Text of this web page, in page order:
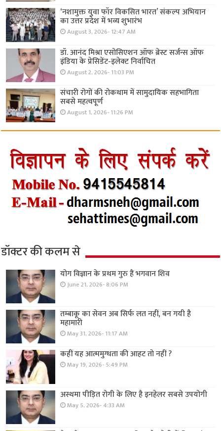
‘नशामुक्त युवा फॉर विकसित भारत’ संकल्प अभियान
का उत्तर प्रदेश में भव्य शुभारंभ
August 3, 2026- 12:47 AM
डॉ. आनंद मिश्रा एसोसिएशन ऑफ ब्रेस्ट सर्जन्स ऑफ
इंडिया के प्रेसिडेंट-इलेक्ट निर्वाचित
August 2, 2026- 11:03 PM
संचारी रोगों की रोकथाम में सामुदायिक सहभागिता
सबसे महत्वपूर्ण
August 1, 2026- 11:26 PM
डॉक्टर की कलम से
योग विज्ञान के प्रथम गुरु हैं भगवान शिव
June 21, 2026- 8:06 PM
तम्बाकू का सेवन अब सिर्फ लत नहीं, बन गयी है
महामारी
May 31, 2026- 11:17 AM
कहीं यह आत्ममुग्धता की आहट तो नहीं ?
May 19, 2026- 5:49 PM
अस्थमा पीड़ित रोगी के लिए है इनहेलर सबसे उपयोगी
May 5, 2026- 4:33 AM